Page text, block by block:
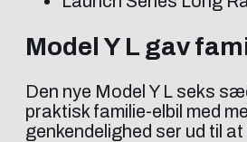
Model Y L gav
Den nye Model Y L seks
praktisk familie-elbil med
genkendelighed ser ud til